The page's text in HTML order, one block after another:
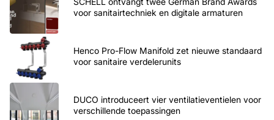
voor sanitairtechniek en digitale armaturen
Henco Pro-Flow Manifold zet nieuwe standaard
voor sanitaire verdelerunits
DUCO introduceert vier ventilatieventielen voor
verschillende toepassingen